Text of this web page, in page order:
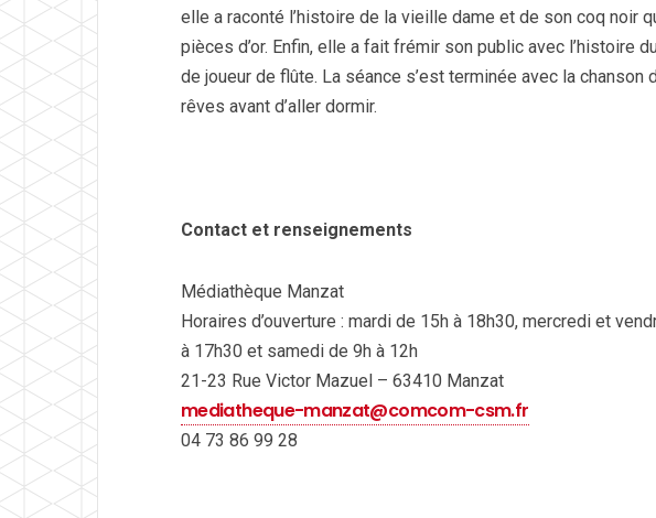
elle a raconté l’histoire de la vieille dame et de son coq noir
pièces d’or. Enfin, elle a fait frémir son public avec l’histoire
de joueur de flûte. La séance s’est terminée avec la chanson
rêves avant d’aller dormir.
Contact et renseignements
Médiathèque Manzat
Horaires d’ouverture : mardi de 15h à 18h30, mercredi et
à 17h30 et samedi de 9h à 12h
21-23 Rue Victor Mazuel – 63410 Manzat
mediatheque-manzat@comcom-csm.fr
04 73 86 99 28